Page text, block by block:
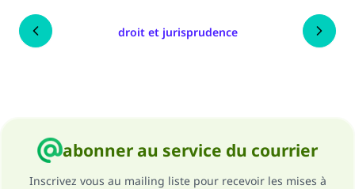
droit et jurisprudence
abonner au service du courrier
Inscrivez vous au mailing liste pour recevoir les mises à